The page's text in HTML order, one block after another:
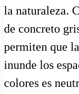
la naturaleza.
de concreto
permiten que
inunde los
colores es